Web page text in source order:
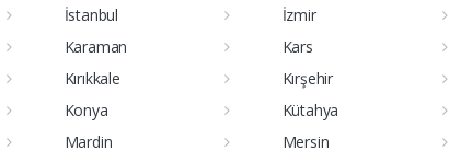
İstanbul
İzmir
Karaman
Kars
Kırıkkale
Kırşehir
Konya
Kütahya
Mardin
Mersin